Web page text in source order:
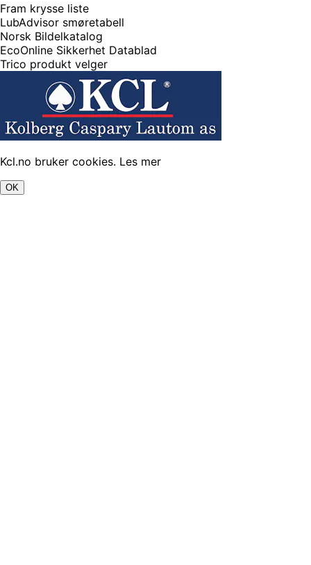
Fram krysse liste
LubAdvisor smøretabell
Norsk Bildelkatalog
EcoOnline Sikkerhet Datablad
Trico produkt velger
Kcl.no bruker cookies. Les mer
OK